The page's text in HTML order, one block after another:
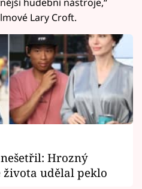
Lary Croft.
Hrozný
života udělal peklo